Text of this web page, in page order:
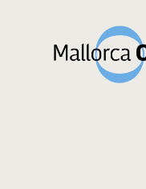
Magdalena Nebot
Francina Bennàssar